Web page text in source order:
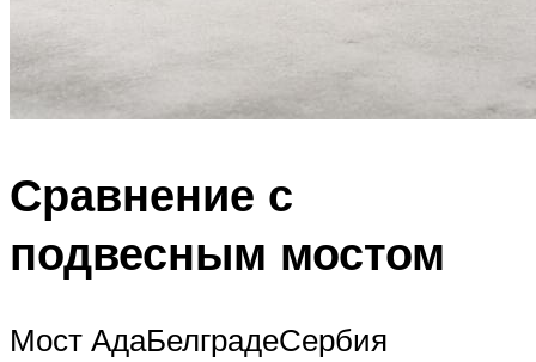
Сравнение с
подвесным мостом
Мост АдаБелградеСербия